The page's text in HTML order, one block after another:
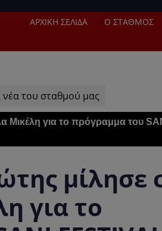
ΑΡΧΙΚΉ ΣΕΛΊΔΑ Ο ΣΤΑΘΜΌΣ
νέα του σταθμού μας
για το πρόγραμμα του
μίλησε
για το